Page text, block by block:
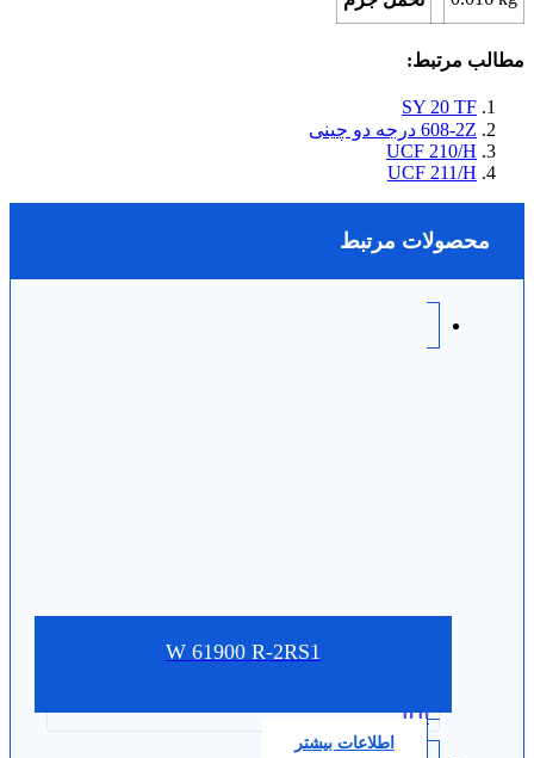
مطالب مرتبط:
SY 20 TF
608-2Z درجه دو چینی
UCF 210/H
UCF 211/H
محصولات مرتبط
W 61900 R-2RS1
0.0
اطلاعات بیشتر